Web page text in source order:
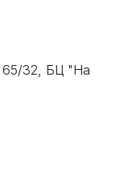
65/32, БЦ "На